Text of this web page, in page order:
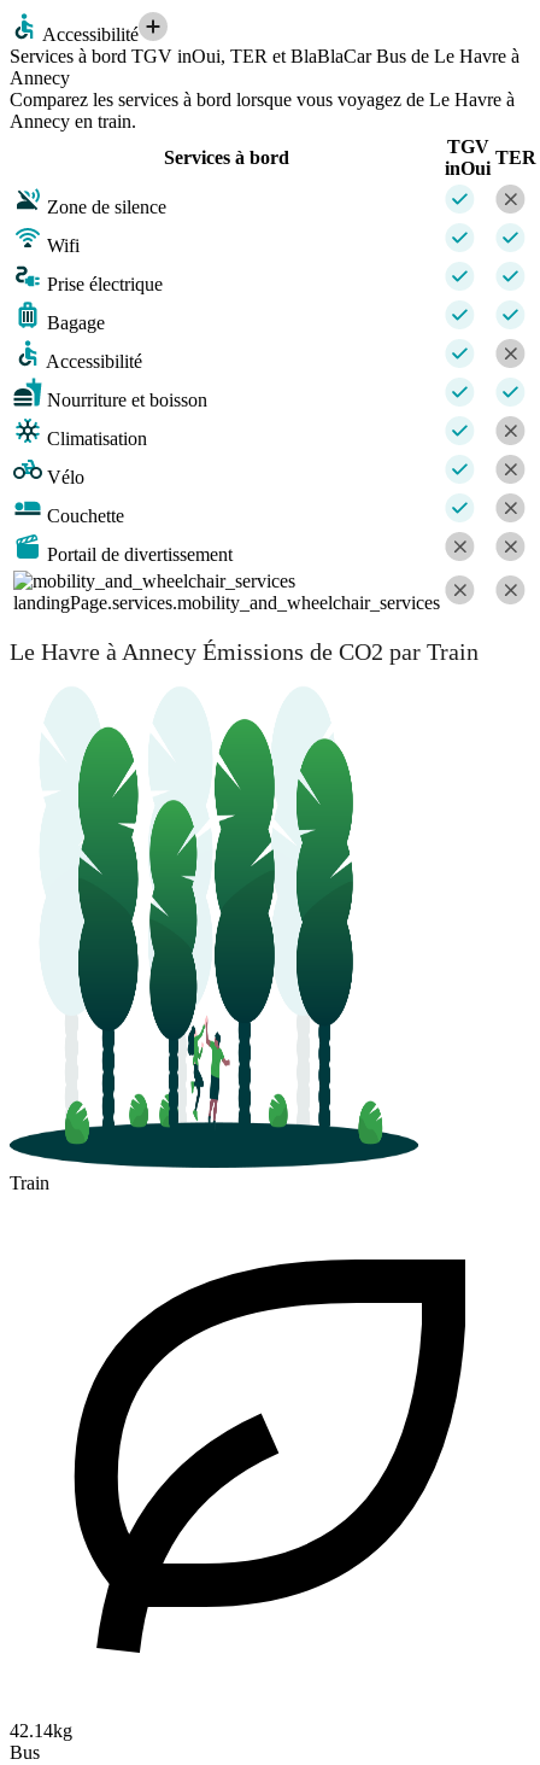
Accessibilité
Services à bord TGV inOui, TER et BlaBlaCar Bus de Le Havre à
Annecy
Comparez les services à bord lorsque vous voyagez de Le Havre à
Annecy en train.
Services à bord
TGV
inOui
TER
Zone de silence
Wifi
Prise électrique
Bagage
Accessibilité
Nourriture et boisson
Climatisation
Vélo
Couchette
Portail de divertissement
landingPage.services.mobility_and_wheelchair_services
Le Havre à Annecy Émissions de CO2 par Train
Train
42.14kg
Bus